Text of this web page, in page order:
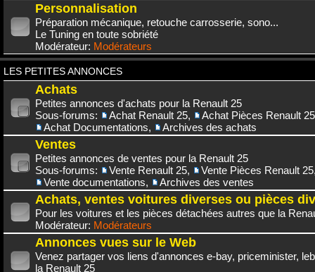
Personnalisation
Préparation mécanique, retouche carrosserie, sono...
Le Tuning en toute sobriété
Modérateur: Modérateurs
LES PETITES ANNONCES
Achats
Petites annonces d'achats pour la Renault 25
Sous-forums:
Achat Renault 25,
Achat Pièces Renault 25
Achat Documentations, Archives des achats
Ventes
Petites annonces de ventes pour la Renault 25
Sous-forums:
Vente Renault 25, Vente Pièces Renault 25
Vente documentations, Archives des ventes
Achats, ventes voitures diverses ou pièces
Pour les voitures et les pièces détachées autres que la
Modérateur: Modérateurs
Annonces vues sur le Web
Venez partager vos liens d'annonces e-bay, priceminister,
la Renault 25